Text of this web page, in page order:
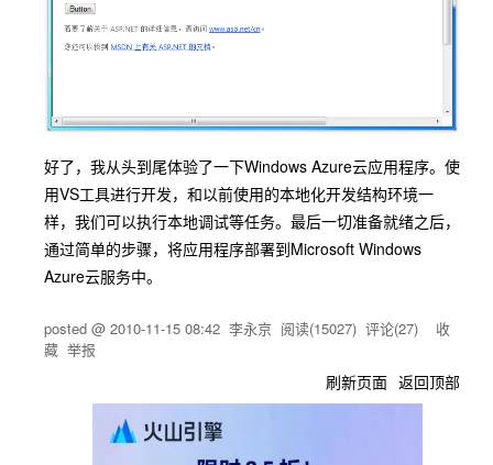
好了，我从头到尾体验了一下Windows Azure云应用程序。使
用VS工具进行开发，和以前使用的本地化开发结构环境一
样，我们可以执行本地调试等任务。最后一切准备就绪之后，
通过简单的步骤，将应用程序部署到Microsoft Windows
Azure云服务中。
posted @ 2010-11-15 08:42 李永京 阅读(15027) 评论(27) 收
藏 举报
刷新页面 返回顶部